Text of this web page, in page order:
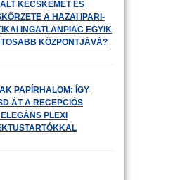
KECSKEMÉT ÉS
A HAZAI IPARI-
INGATLANPIAC EGYIK
KÖZPONTJÁVÁ?
PAPÍRHALOM: ÍGY
ÁT A RECEPCIÓS
PLEXI